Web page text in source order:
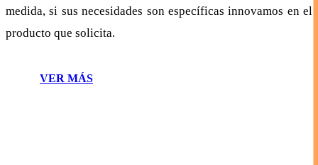
medida, si sus necesidades son específicas innovamos en el
producto que solicita.
VER MÁS